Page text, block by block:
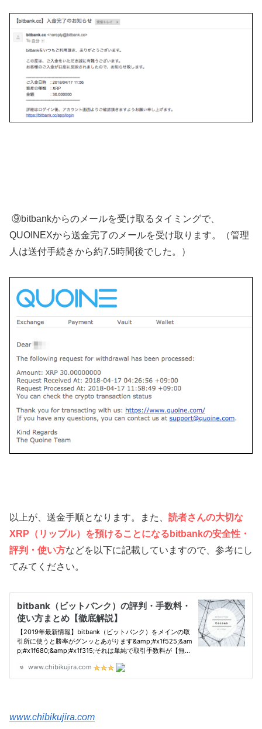
⑨bitbankからのメールを受け取るタイミングで、
QUOINEXから送金完了のメールを受け取ります。（管理
人は送付手続きから約7.5時間後でした。）
以上が、送金手順となります。また、 読者さんの大切な
XRP（リップル）を預けることになるbitbankの安全性・
評判・使い方などを以下に記載していますので、参考にし
てみてください。
www.chibikujira.com